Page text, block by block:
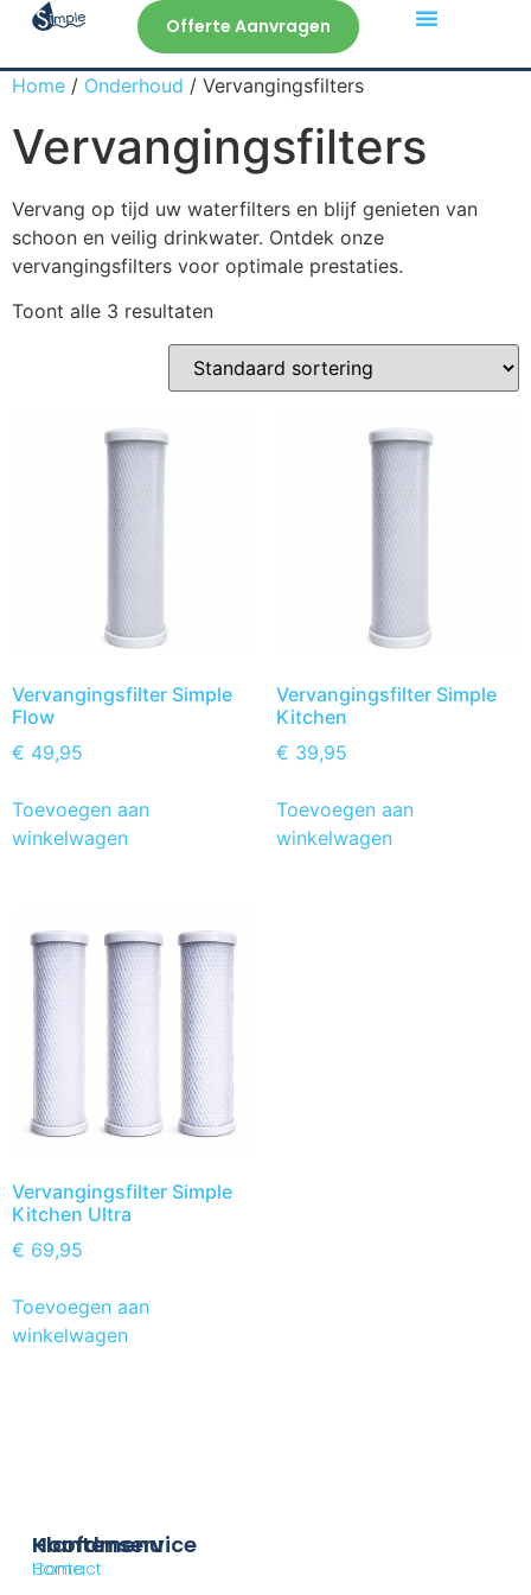
Offerte Aanvragen
Home / Onderhoud / Vervangingsfilters
Vervangingsfilters
Vervang op tijd uw waterfilters en blijf genieten van
schoon en veilig drinkwater. Ontdek onze
vervangingsfilters voor optimale prestaties.
Toont alle 3 resultaten
Vervangingsfilter Simple
Flow
€ 49,95
Toevoegen aan
winkelwagen
Vervangingsfilter Simple
Kitchen
€ 39,95
Toevoegen aan
winkelwagen
Vervangingsfilter Simple
Kitchen Ultra
€ 69,95
Toevoegen aan
winkelwagen
Klantenservice
Contact
Hoofdmenu
Home